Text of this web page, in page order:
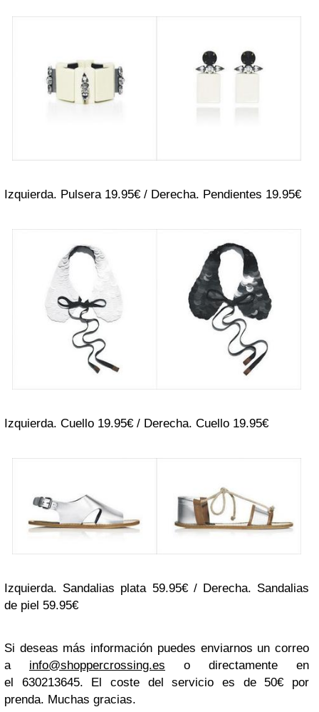
Izquierda. Pulsera 19.95€ / Derecha. Pendientes 19.95€
Izquierda. Cuello 19.95€ / Derecha. Cuello 19.95€
Izquierda. Sandalias plata 59.95€ / Derecha. Sandalias
de piel 59.95€
Si deseas más información puedes enviarnos un correo
a info@shoppercrossing.es o directamente en
el 630213645.
El coste del servicio es de 50€ por
prenda. Muchas gracias.